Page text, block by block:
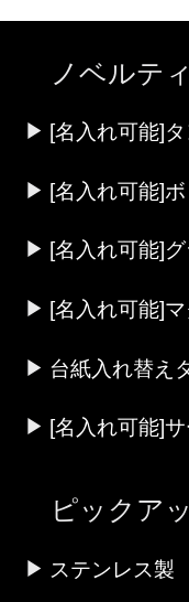
ノベルテ
[名入れ可能]
[名入れ可能]
[名入れ可能]
[名入れ可能]
台紙入れ替え
[名入れ可能]
ピックア
ステンレス製